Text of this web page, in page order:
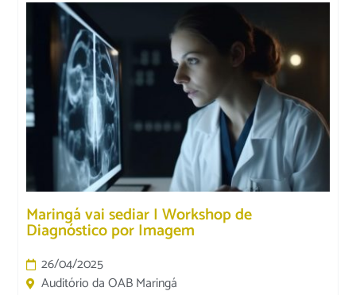
Maringá vai sediar I Workshop de
Diagnóstico por Imagem
26/04/2025
Auditório da OAB Maringá